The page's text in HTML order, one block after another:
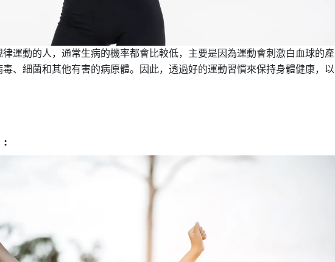
運動的人，通常生病的機率都會比較低，主要是因為運動會刺激白血球的產
、細菌和其他有害的病原體。因此，透過好的運動習慣來保持身體健康，以
: